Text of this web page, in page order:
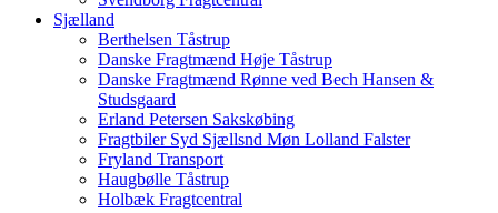
Sjælland
Berthelsen Tåstrup
Danske Fragtmænd Høje Tåstrup
Danske Fragtmænd Rønne ved Bech Hansen &
Studsgaard
Erland Petersen Sakskøbing
Fragtbiler Syd Sjællsnd Møn Lolland Falster
Fryland Transport
Haugbølle Tåstrup
Holbæk Fragtcentral